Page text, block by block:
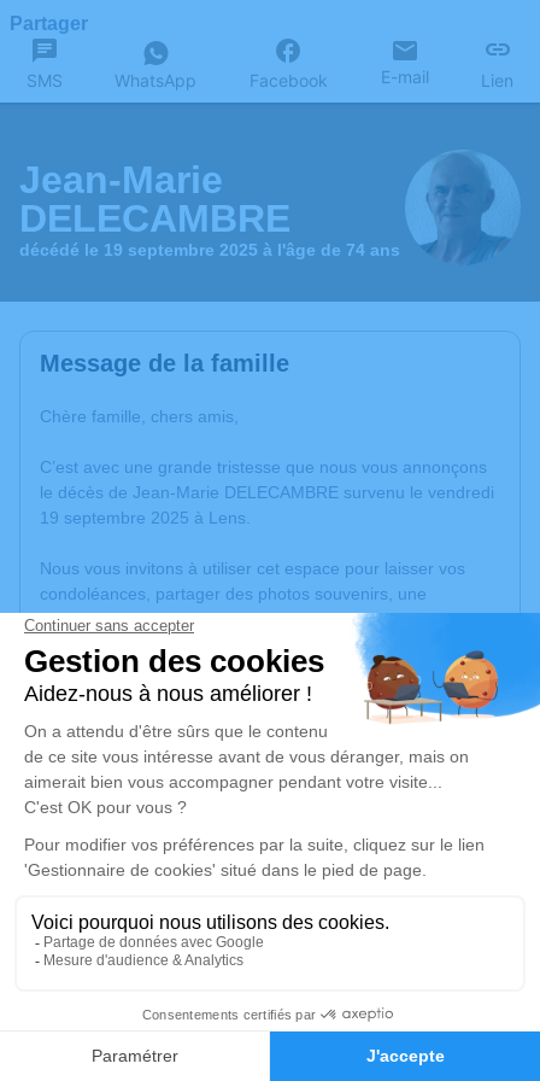
Faire-part Hommages
Partager
SMS WhatsApp Facebook E-mail Lien
Jean-Marie
DELECAMBRE
décédé le 19 septembre 2025 à l'âge de 74 ans
Message de la famille
Chère famille, chers amis,
C’est avec une grande tristesse que nous vous annonçons
le décès de Jean-Marie DELECAMBRE survenu le vendredi
19 septembre 2025 à Lens.
Nous vous invitons à utiliser cet espace pour laisser vos
condoléances, partager des photos souvenirs, une
anecdote ou exprimer vos pensées à travers des poèmes
ou des textes. Cet endroit est un lieu d'expression dédié à
honorer la mémoire de Jean-Marie DELECAMBRE.
Un service de plantation d’arbre hommage estdisponible
mercredi 24 septembre 2025 à 11h00
Crématorium de Vendin-le-Vieil
Route de la Bassée